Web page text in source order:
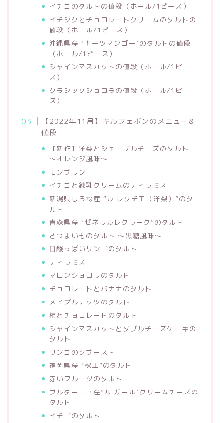
イチゴのタルトの値段（ホール/1ピース）
イチジクとチョコレートクリームのタルトの
値段（ホール/1ピース）
沖縄県産 “キーツマンゴー”のタルトの値段
（ホール/1ピース）
シャインマスカットの値段（ホール/1ピー
ス）
クラシックショコラの値段（ホール/1ピー
ス）
【2022年11月】キルフェボンのメニュー&
値段
【新作】洋梨とシェーブルチーズのタルト
〜オレンジ風味〜
モンブラン
イチゴと練乳クリームのティラミス
新潟県しろね産 “ル レクチエ（洋梨）”のタ
ルト
青森県産 “ゼネラルレクラーク”のタルト
さつまいものタルト 〜黒糖風味〜
甘酸っぱいリンゴのタルト
ティラミス
マロンショコラのタルト
チョコレートとバナナのタルト
メイプルナッツのタルト
柿とチョコレートのタルト
シャインマスカットとダブルチーズケーキの
タルト
リンゴのシブースト
福岡県産 “秋王”のタルト
赤いフルーツのタルト
ブルターニュ産”ル ガール”クリームチーズの
タルト
イチゴのタルト